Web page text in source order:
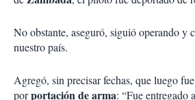
No obstante, aseguró, siguió operando y
nuestro país.
Agregó, sin precisar fechas, que luego
porportación de arma: “Fue entregado